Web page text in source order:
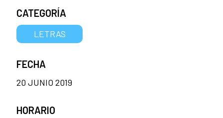
CATEGORÍA
LETRAS
FECHA
20 JUNIO 2019
HORARIO